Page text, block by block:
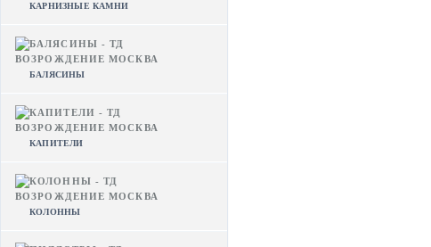
КАРНИЗНЫЕ КАМНИ
БАЛЯСИНЫ
КАПИТЕЛИ
КОЛОННЫ